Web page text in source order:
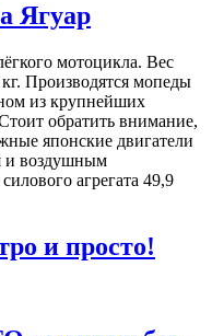
Ягуар
мотоцикла. Вес
Производятся мопеды
из крупнейших
обратить внимание,
японские двигатели
и воздушным
агрегата 49,9
и просто!